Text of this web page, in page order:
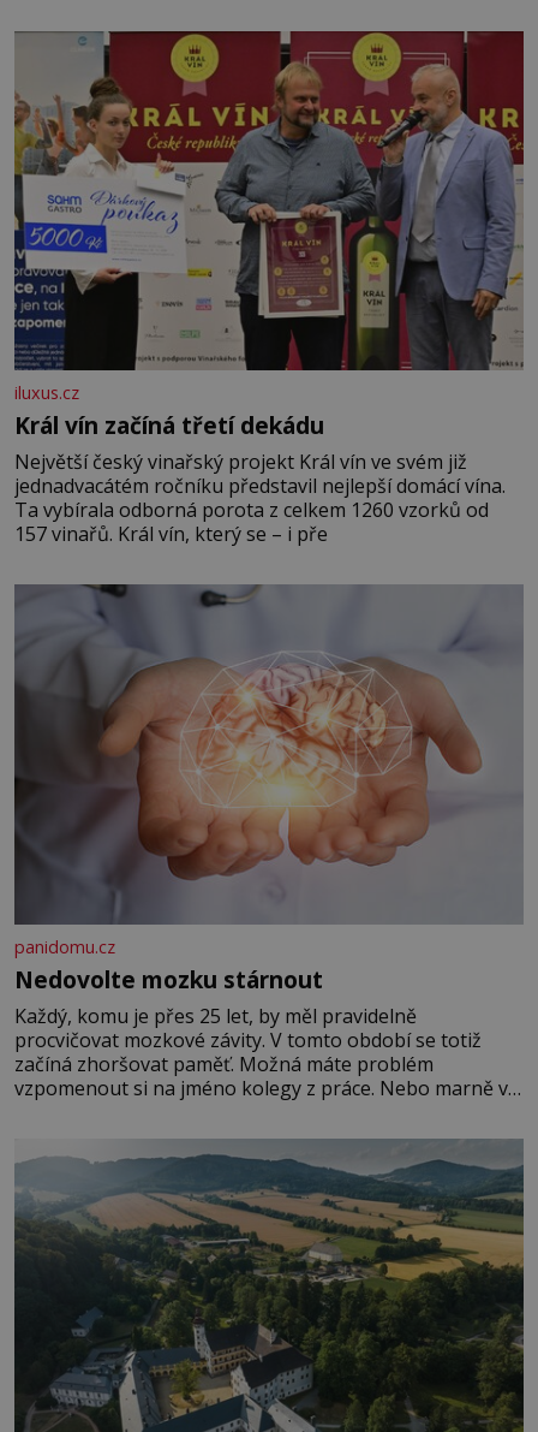
iluxus.cz
Král vín začíná třetí dekádu
Největší český vinařský projekt Král vín ve svém již
jednadvacátém ročníku představil nejlepší domácí vína.
Ta vybírala odborná porota z celkem 1260 vzorků od
157 vinařů. Král vín, který se – i pře
panidomu.cz
Nedovolte mozku stárnout
Každý, komu je přes 25 let, by měl pravidelně
procvičovat mozkové závity. V tomto období se totiž
začíná zhoršovat paměť. Možná máte problém
vzpomenout si na jméno kolegy z práce. Nebo marně v
Je to opravdu tak, s věkem jako kdyby se paměť
rozhodla stávkovat. Cvičte